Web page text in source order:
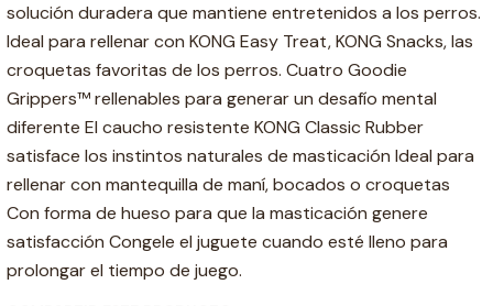
solución duradera que mantiene entretenidos a los perros.
Ideal para rellenar con KONG Easy Treat, KONG Snacks, las
croquetas favoritas de los perros. Cuatro Goodie
Grippers™ rellenables para generar un desafío mental
diferente El caucho resistente KONG Classic Rubber
satisface los instintos naturales de masticación Ideal para
rellenar con mantequilla de maní, bocados o croquetas
Con forma de hueso para que la masticación genere
satisfacción Congele el juguete cuando esté lleno para
prolongar el tiempo de juego.